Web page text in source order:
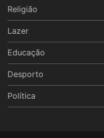
Religião
Lazer
Educação
Desporto
Política